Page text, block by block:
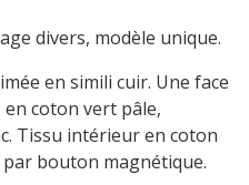
divers, modèle unique.
en simili cuir. Une face
coton vert pâle,
Tissu intérieur en coton
bouton magnétique.